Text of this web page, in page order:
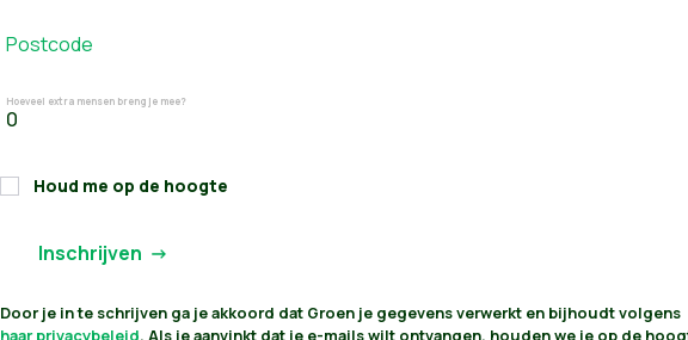
Postcode
Hoeveel extra mensen breng je mee?
Houd me op de hoogte
Door je in te schrijven ga je akkoord dat Groen je gegevens verwerkt en bijhoudt volgens
haar privacybeleid. Als je aanvinkt dat je e-mails wilt ontvangen, houden we je op de